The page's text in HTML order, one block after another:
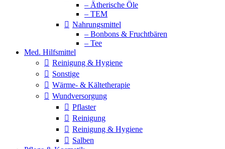
– Ätherische Öle
– TEM
Nahrungsmittel
– Bonbons & Fruchtbären
– Tee
Med. Hilfsmittel
Reinigung & Hygiene
Sonstige
Wärme- & Kältetherapie
Wundversorgung
Pflaster
Reinigung
Reinigung & Hygiene
Salben